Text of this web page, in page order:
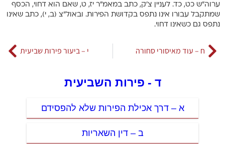
ערוה”ש כט, כד. לעניין צ’ק, כתב במאמ”ר יז, ט, שאם הוא דחוי, הכסף
שמתקבל עבורו אינו נתפס בקדושת הפירות. ובאול”צ (ב, י), כתב שאינו
נתפס גם כשאינו דחוי.
ח – עוד מאיסורי סחורה י – ביעור פירות שביעית
ד - פירות השביעית
א – דרך אכילת הפירות שלא להפסידם
ב – דין השאריות